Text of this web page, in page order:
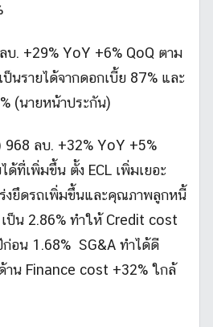
o
k
_
บ. +29% YoY +6% QoQ ตาม
นรายได้จากดอกเบี้ย 87% และ
(นายหน้าประกัน)
ลบ. +32% YoY +5%
ด้ที่เพิ่มขึ้น ตั้ง ECL เพิ่มเยอะ
ร่งยึดรถเพิ่มขึ้นและคุณภาพลูกหนี้
ป็น 2.86% ทำให้ Credit cost
อน 1.68% SG&A ทำได้ดี
าน Finance cost +32% ใกล้